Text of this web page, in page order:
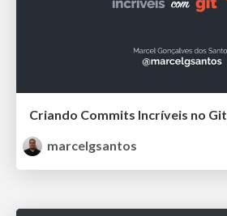
Criando Commits Incríveis no Git
marcelgsantos